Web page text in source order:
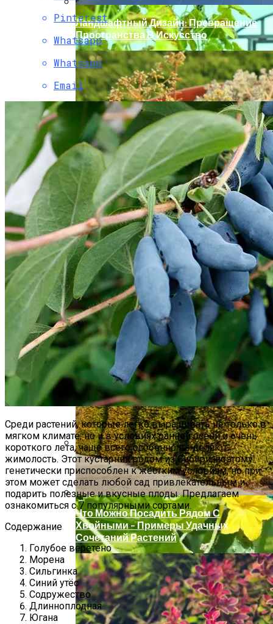
Какой Сорт Огурцов Посадить
Будущей Весной
Крупный Урожай Чеснока: Агротехника
Выращивания
Ландшафтный Дизайн: Превращение
Пространства В Искусство
Какие Цветы Украсят Альпинарий?
Что Можно Посадить Рядом С
Хвойными – Примеры Удачных
Сочетаний Растений
Pinterest
Whatsapp
Whatsapp
Email
Среди растений, которые легко выращивать не только в
мягком климате, но и в условиях ранней осени и очень
короткого лета, чаще всего особенно выделяют
жимолость. Этот кустарник родом из Сибири, поэтому
генетически приспособлен к жёстким условиям, но при
этом может сделать любой сад привлекательным и
подарить полезные и вкусные плоды. Предлагаем
ознакомиться с 7 популярными сортами.
Содержание
Голубое веретено
Морена
Сильгинка
Синий утёс
Содружество
Длинноплодная
Югана